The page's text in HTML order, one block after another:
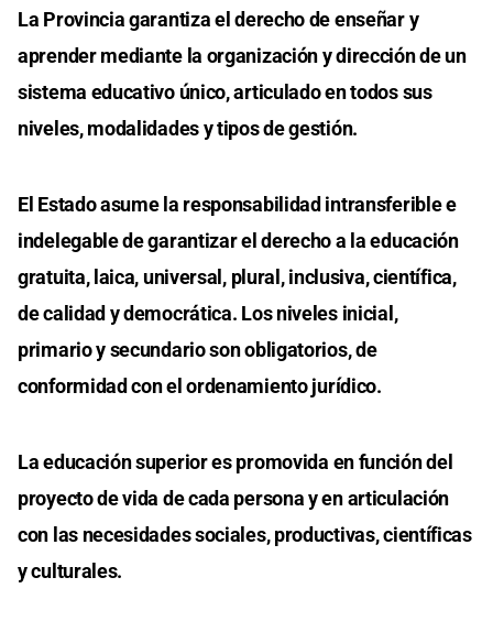
La Provincia garantiza el derecho de enseñar y
aprender mediante la organización y dirección de un
sistema educativo único, articulado en todos sus
niveles, modalidades y tipos de gestión.
El Estado asume la responsabilidad intransferible e
indelegable de garantizar el derecho a la educación
gratuita, laica, universal, plural, inclusiva, científica,
de calidad y democrática. Los niveles inicial,
primario y secundario son obligatorios, de
conformidad con el ordenamiento jurídico.
La educación superior es promovida en función del
proyecto de vida de cada persona y en articulación
con las necesidades sociales, productivas, científicas
y culturales.